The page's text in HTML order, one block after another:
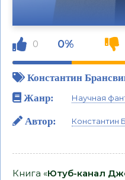
0 0%
Константин
Жанр:
Научная
Автор: Константин
Книга «Ютуб-канал